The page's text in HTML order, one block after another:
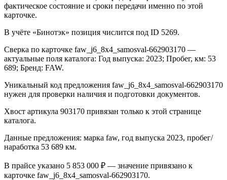
фактическое состояние и сроки передачи именно по этой
карточке.
В учёте «Бинотэк» позиция числится под ID 5269.
Сверка по карточке faw_j6_8x4_samosval-662903170 —
актуальные поля каталога: Год выпуска: 2023; Пробег, км: 53
689; Бренд: FAW.
Уникальный код предложения faw_j6_8x4_samosval-662903170
нужен для проверки наличия и подготовки документов.
Хвост артикула 903170 привязан только к этой странице
каталога.
Данные предложения: марка faw, год выпуска 2023, пробег/
наработка 53 689 км.
В прайсе указано 5 853 000 ₽ — значение привязано к
карточке faw_j6_8x4_samosval-662903170.